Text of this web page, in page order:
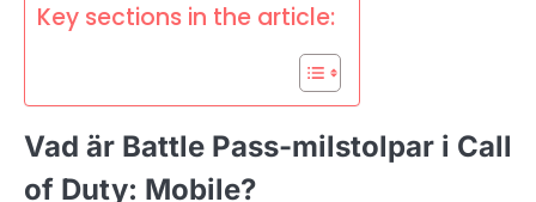
Key sections in the article:
Vad är Battle Pass-milstolpar i Call
of Duty: Mobile?